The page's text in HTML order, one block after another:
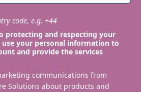
code, e.g. +44
protecting and respecting your
use your personal information to
and provide the services
communications from
Solutions about products and